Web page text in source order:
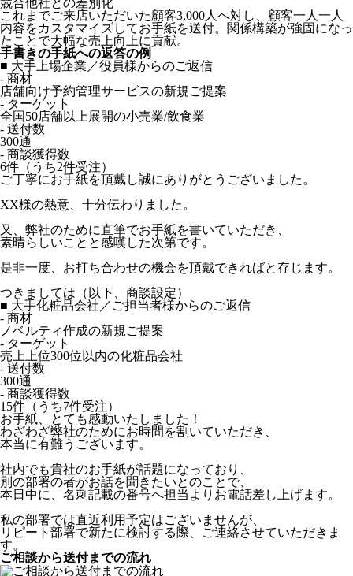
競合他社との差別化
これまでご来店いただいた顧客3,000人へ対し、顧客一人一人
内容をカスタマイズしてお手紙を送付。関係構築が強固になっ
たことで大幅な売上向上に貢献。
手書きの手紙への返答の例
■ 大手上場企業／役員様からのご返信
- 商材
店舗向け予約管理サービスの新規ご提案
- ターゲット
全国50店舗以上展開の小売業/飲食業
- 送付数
300通
- 商談獲得数
6件（うち2件受注）
ご丁寧にお手紙を頂戴し誠にありがとうございました。
XX様の熱意、十分伝わりました。
又、弊社のために直筆でお手紙を書いていただき、
素晴らしいことと感嘆した次第です。
是非一度、お打ち合わせの機会を頂戴できればと存じます。
つきましては（以下、商談設定）
■ 大手化粧品会社／ご担当者様からのご返信
- 商材
ノベルティ作成の新規ご提案
- ターゲット
売上上位300位以内の化粧品会社
- 送付数
300通
- 商談獲得数
15件（うち7件受注）
お手紙、とても感動いたしました！
わざわざ弊社のためにお時間を割いていただき、
本当に有難うございます。
社内でも貴社のお手紙が話題になっており、
別の部署の者がお話を聞きたいとのことで、
本日中に、名刺記載の番号へ担当よりお電話差し上げます。
私の部署では直近利用予定はございませんが、
リピート部署で新たに検討する際、ご連絡させていただきま
す。
ご相談から送付までの流れ